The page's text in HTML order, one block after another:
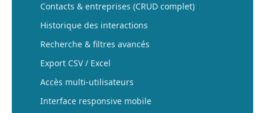
Contacts & entreprises (CRUD complet)
Historique des interactions
Recherche & filtres avancés
Export CSV / Excel
Accès multi-utilisateurs
Interface responsive mobile